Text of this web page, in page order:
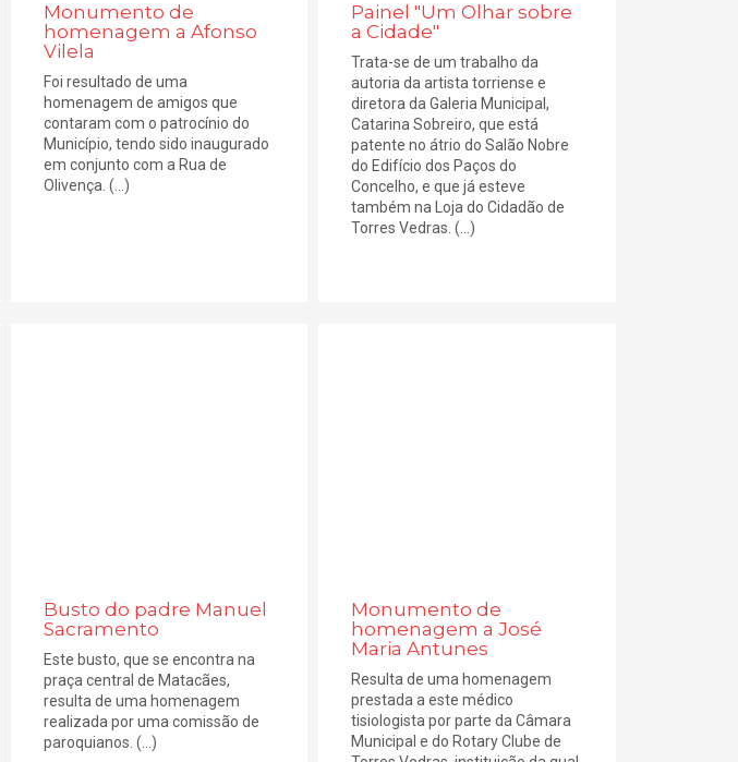
Monumento de
homenagem a Afonso
Vilela
Foi resultado de uma
homenagem de amigos que
contaram com o patrocínio do
Município, tendo sido inaugurado
em conjunto com a Rua de
Olivença. (...)
Painel "Um Olhar sobre
a Cidade"
Trata-se de um trabalho da
autoria da artista torriense e
diretora da Galeria Municipal,
Catarina Sobreiro, que está
patente no átrio do Salão Nobre
do Edifício dos Paços do
Concelho, e que já esteve
também na Loja do Cidadão de
Torres Vedras. (...)
Busto do padre Manuel
Sacramento
Este busto, que se encontra na
praça central de Matacães,
resulta de uma homenagem
realizada por uma comissão de
paroquianos. (...)
Monumento de
homenagem a José
Maria Antunes
Resulta de uma homenagem
prestada a este médico
tisiologista por parte da Câmara
Municipal e do Rotary Clube de